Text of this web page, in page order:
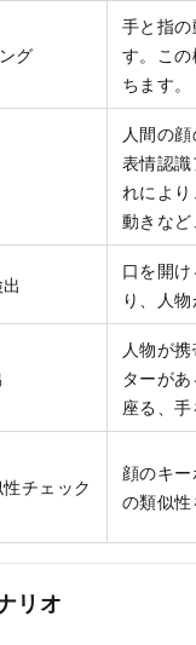
グ
手と指
す。こ
ちます。
人間の
表情認
れによ
動きなど
口を開
り、人
人物が
ターが
座る、
チェック
顔のキ
の類似性
リオ